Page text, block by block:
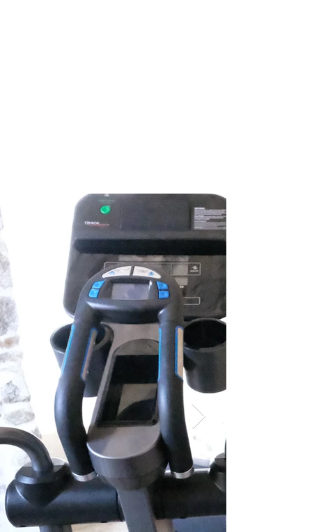
Salle de
sport
Tous les jours de 7h à 22h
Accès libre
Notre salle de sport
entièrement équipée est
accessible gratuitement